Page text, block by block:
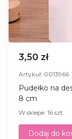
3,50 zł
Artykuł: 0013966
Pudełko na
8 cm
W sklepe: 16 szt.
Dodaj do